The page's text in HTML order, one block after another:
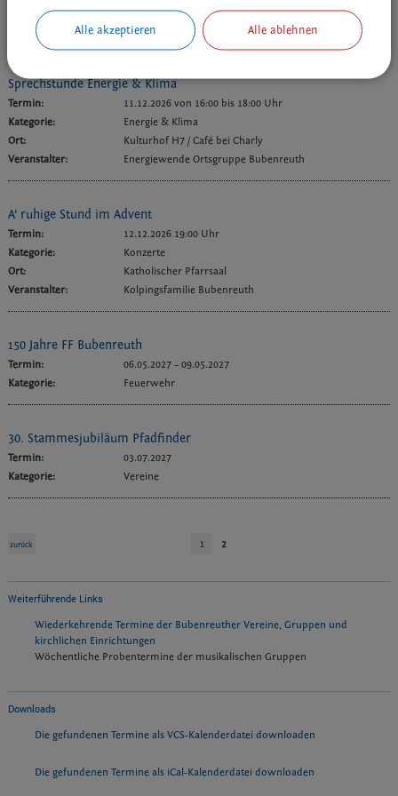
Katholische Pfarrkirche Maria Heimsuchung
Veranstalter:
Egerländer Heimatchor
Sprechstunde Energie & Klima
Termin: 11.12.2026 von 16:00 bis 18:00 Uhr
Kategorie:
Energie & Klima
Ort:
Kulturhof H7 / Café bei Charly
Veranstalter:
Energiewende Ortsgruppe Bubenreuth
A' ruhige Stund im Advent
Termin:
12.12.2026 19:00 Uhr
Kategorie:
Konzerte
Ort:
Katholischer Pfarrsaal
Veranstalter:
Kolpingsfamilie Bubenreuth
150 Jahre FF Bubenreuth
Termin: 06.05.2027 – 09.05.2027
Kategorie:
Feuerwehr
30. Stammesjubiläum Pfadfinder
Termin:
03.07.2027
Kategorie:
Vereine
zurück 1 2
Weiterführende Links
Wiederkehrende Termine der Bubenreuther Vereine, Gruppen und
kirchlichen Einrichtungen
Wöchentliche Probentermine der musikalischen Gruppen
Downloads
Die gefundenen Termine als VCS-Kalenderdatei downloaden
Die gefundenen Termine als iCal-Kalenderdatei downloaden
Alle akzeptieren Alle ablehnen